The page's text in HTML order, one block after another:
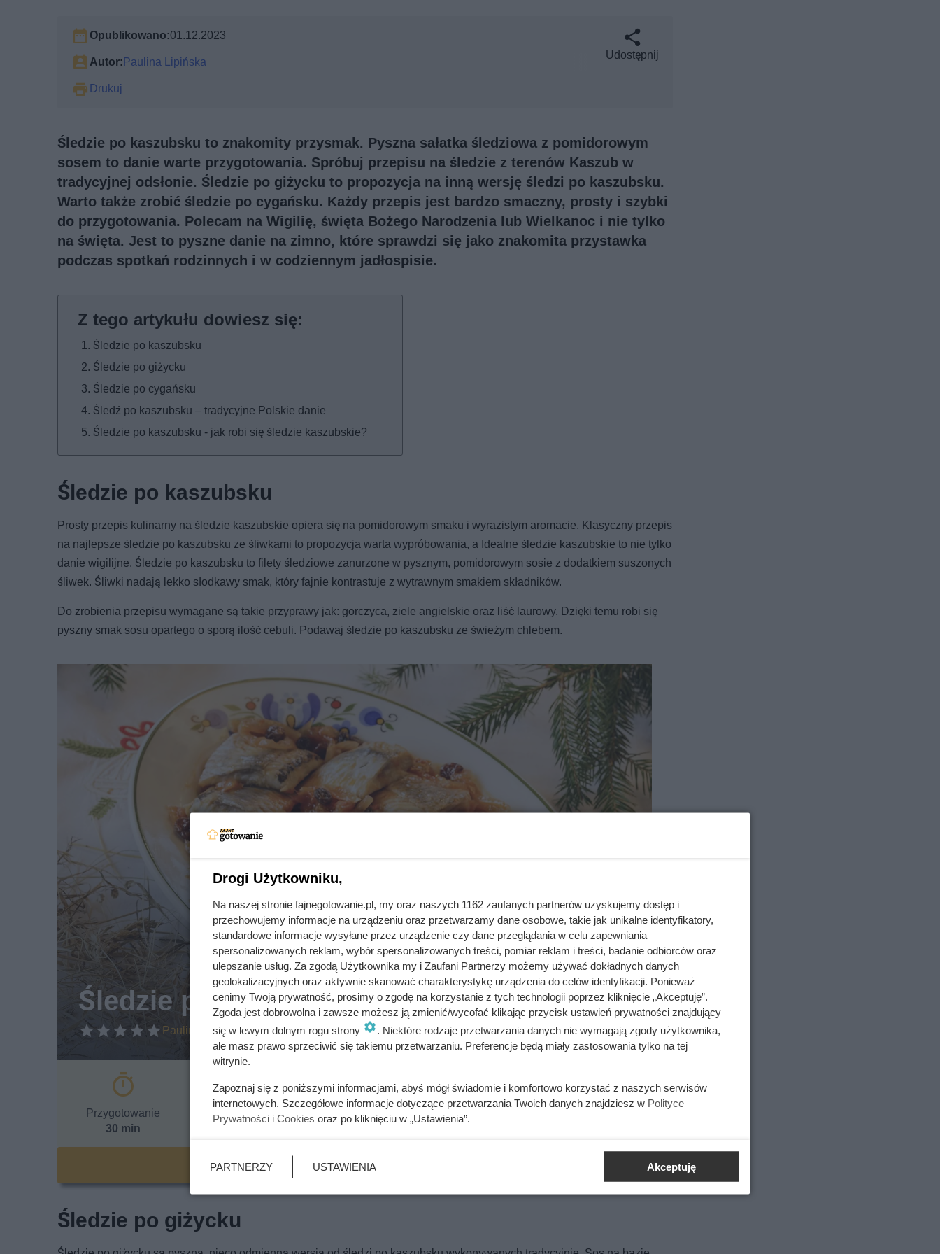
Opublikowano:01.12.2023
Autor:Paulina Lipińska
Drukuj
Udostępnij
Śledzie po kaszubsku to znakomity przysmak. Pyszna sałatka śledziowa z pomidorowym
sosem to danie warte przygotowania. Spróbuj przepisu na śledzie z terenów Kaszub w
tradycyjnej odsłonie. Śledzie po giżycku to propozycja na inną wersję śledzi po kaszubsku.
Warto także zrobić śledzie po cygańsku. Każdy przepis jest bardzo smaczny, prosty i szybki
do przygotowania. Polecam na Wigilię, święta Bożego Narodzenia lub Wielkanoc i nie tylko
na święta. Jest to pyszne danie na zimno, które sprawdzi się jako znakomita przystawka
podczas spotkań rodzinnych i w codziennym jadłospisie.
Śledzie po kaszubsku
Śledzie po giżycku
Śledzie po cygańsku
Śledź po kaszubsku – tradycyjne Polskie danie
Śledzie po kaszubsku - jak robi się śledzie kaszubskie?
Śledzie po kaszubsku
Prosty przepis kulinarny na śledzie kaszubskie opiera się na pomidorowym smaku i wyrazistym aromacie. Klasyczny przepis
na najlepsze śledzie po kaszubsku ze śliwkami to propozycja warta wypróbowania, a Idealne śledzie kaszubskie to nie tylko
danie wigilijne. Śledzie po kaszubsku to filety śledziowe zanurzone w pysznym, pomidorowym sosie z dodatkiem suszonych
śliwek. Śliwki nadają lekko słodkawy smak, który fajnie kontrastuje z wytrawnym smakiem składników.
Do zrobienia przepisu wymagane są takie przyprawy jak: gorczyca, ziele angielskie oraz liść laurowy. Dzięki temu robi się
pyszny smak sosu opartego o sporą ilość cebuli. Podawaj śledzie po kaszubsku ze świeżym chlebem.
Śledzie po kaszubsku
Paulina Lipińska
Przygotowanie
30 min
Kaloryczność
316 kcal
Wielkość porcji
190 g
Indeks glikemiczny
Poziom trudności
Przepis na śledzie po kaszubsku
Śledzie po giżycku
Drogi Użytkowniku,
Na naszej stronie fajnegotowanie.pl, my oraz naszych 1162 zaufanych partnerów uzyskujemy dostęp i
przechowujemy informacje na urządzeniu oraz przetwarzamy dane osobowe, takie jak unikalne identyfikatory,
standardowe informacje wysyłane przez urządzenie czy dane przeglądania w celu zapewniania
spersonalizowanych reklam, wybór spersonalizowanych treści, pomiar reklam i treści, badanie odbiorców oraz
ulepszanie usług. Za zgodą Użytkownika my i Zaufani Partnerzy możemy używać dokładnych danych
geolokalizacyjnych oraz aktywnie skanować charakterystykę urządzenia do celów identyfikacji. Ponieważ
cenimy Twoją prywatność, prosimy o zgodę na korzystanie z tych technologii poprzez kliknięcie „Akceptuję”.
Zgoda jest dobrowolna i zawsze możesz ją zmienić/wycofać klikając przycisk ustawień prywatności znajdujący
się w lewym dolnym rogu strony
. Niektóre rodzaje przetwarzania danych nie wymagają zgody użytkownika,
ale masz prawo sprzeciwić się takiemu przetwarzaniu. Preferencje będą miały zastosowania tylko na tej
witrynie.
Zapoznaj się z poniższymi informacjami, abyś mógł świadomie i komfortowo korzystać z naszych serwisów
internetowych. Szczegółowe informacje dotyczące przetwarzania Twoich danych znajdziesz w Polityce
Prywatności i Cookies oraz po kliknięciu w „Ustawienia”.
PARTNERZY USTAWIENIA Akceptuję